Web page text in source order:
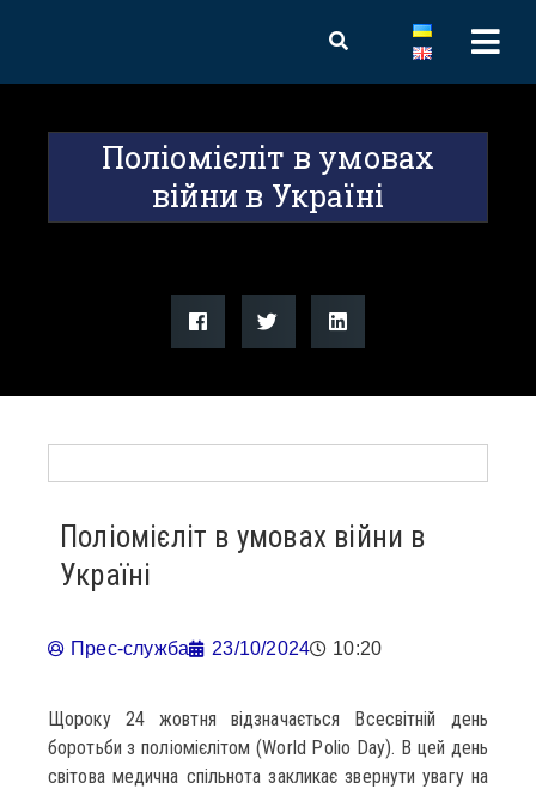
Поліомієліт в умовах
війни в Україні
Поліомієліт в умовах війни в
Україні
Прес-служба 23/10/2024 10:20
Щороку 24 жовтня відзначається Всесвітній день
боротьби з поліомієлітом (World Polio Day). В цей день
світова медична спільнота закликає звернути увагу на